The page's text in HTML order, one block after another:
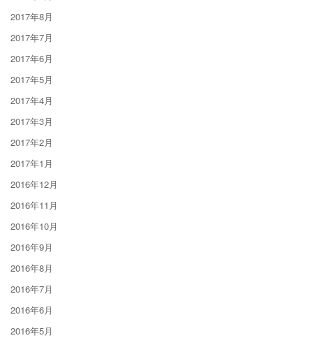
2017年8月
2017年7月
2017年6月
2017年5月
2017年4月
2017年3月
2017年2月
2017年1月
2016年12月
2016年11月
2016年10月
2016年9月
2016年8月
2016年7月
2016年6月
2016年5月